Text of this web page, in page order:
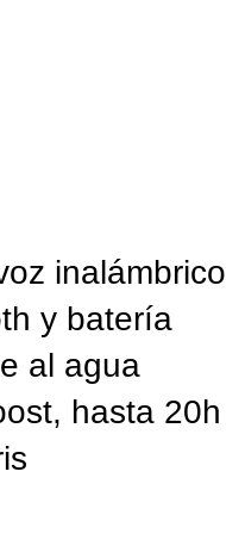
inalámbrico
y batería
al agua
hasta 20h